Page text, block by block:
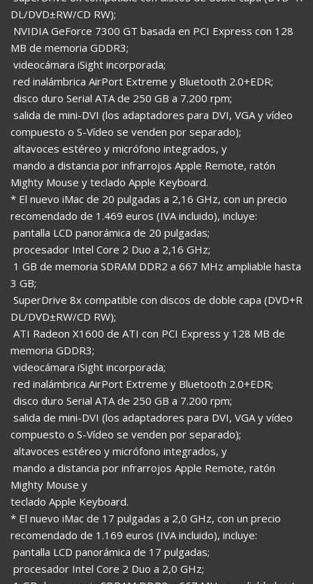
DL/DVD±RW/CD RW);
 NVIDIA GeForce 7300 GT basada en PCI Express con 128
MB de memoria GDDR3;
 videocámara iSight incorporada;
 red inalámbrica AirPort Extreme y Bluetooth 2.0+EDR;
 disco duro Serial ATA de 250 GB a 7.200 rpm;
 salida de mini-DVI (los adaptadores para DVI, VGA y vídeo
compuesto o S-Vídeo se venden por separado);
 altavoces estéreo y micrófono integrados, y
 mando a distancia por infrarrojos Apple Remote, ratón
Mighty Mouse y teclado Apple Keyboard.
* El nuevo iMac de 20 pulgadas a 2,16 GHz, con un precio
recomendado de 1.469 euros (IVA incluido), incluye:
 pantalla LCD panorámica de 20 pulgadas;
 procesador Intel Core 2 Duo a 2,16 GHz;
 1 GB de memoria SDRAM DDR2 a 667 MHz ampliable hasta
3 GB;
 SuperDrive 8x compatible con discos de doble capa (DVD+R
DL/DVD±RW/CD RW);
 ATI Radeon X1600 de ATI con PCI Express y 128 MB de
memoria GDDR3;
 videocámara iSight incorporada;
 red inalámbrica AirPort Extreme y Bluetooth 2.0+EDR;
 disco duro Serial ATA de 250 GB a 7.200 rpm;
 salida de mini-DVI (los adaptadores para DVI, VGA y vídeo
compuesto o S-Vídeo se venden por separado);
 altavoces estéreo y micrófono integrados, y
 mando a distancia por infrarrojos Apple Remote, ratón
Mighty Mouse y
teclado Apple Keyboard.
* El nuevo iMac de 17 pulgadas a 2,0 GHz, con un precio
recomendado de 1.169 euros (IVA incluido), incluye:
 pantalla LCD panorámica de 17 pulgadas;
 procesador Intel Core 2 Duo a 2,0 GHz;